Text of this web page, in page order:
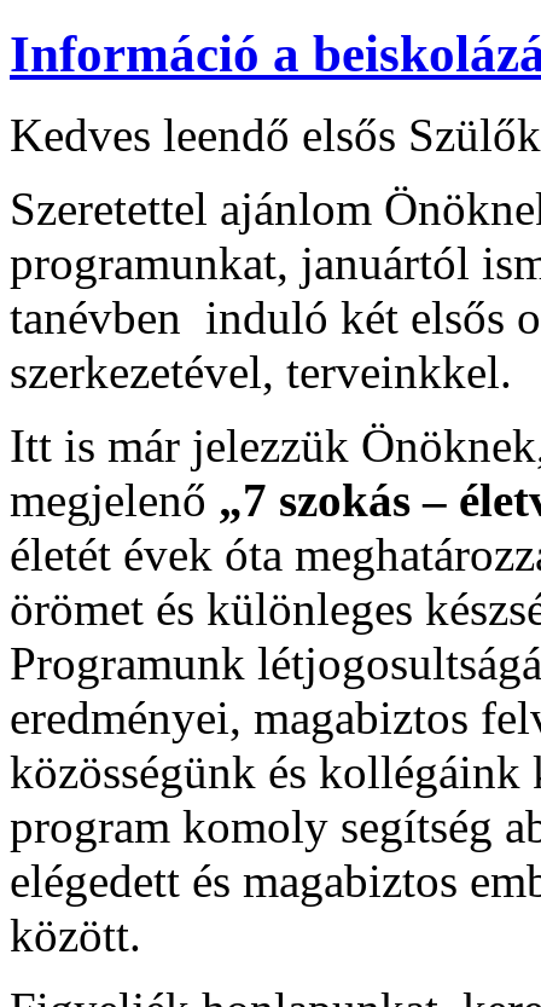
Információ a
Kedves leendő elsős
Szeretettel ajánlom
programunkat, januártól
tanévben induló két elsős
szerkezetével, terveinkkel.
Itt is már jelezzük
megjelenő „7 szokás –
életét évek óta
örömet és különleges
Programunk
eredményei, magabiztos
közösségünk és
program komoly segítség
elégedett és magabiztos
között.